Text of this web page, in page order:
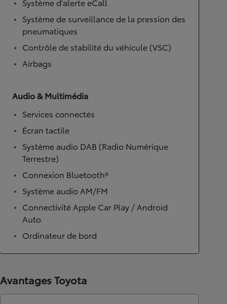
Système d'alerte eCall
Système de surveillance de la pression des
pneumatiques
Contrôle de stabilité du véhicule (VSC)
Airbags
Audio & Multimédia
Services connectés
Écran tactile
Système audio DAB (Radio Numérique
Terrestre)
Connexion Bluetooth®
Système audio AM/FM
Connectivité Apple Car Play / Android
Auto
Ordinateur de bord
Avantages Toyota